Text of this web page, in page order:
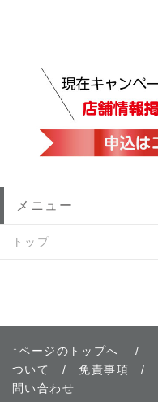
メニュー
トップ
↑ページのトップへ /
ついて
/ 免責事項 /
問い合わせ